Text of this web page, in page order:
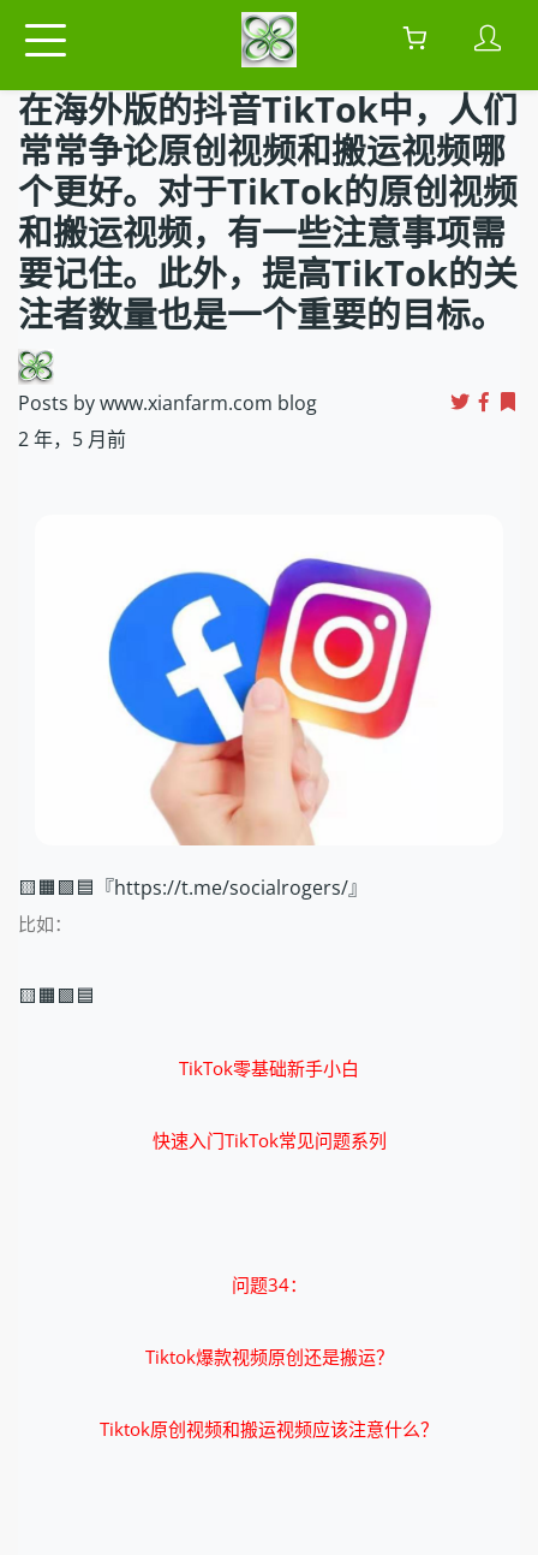
在海外版的抖音TikTok中，人们
常常争论原创视频和搬运视频哪
个更好。对于TikTok的原创视频
和搬运视频，有一些注意事项需
要记住。此外，提高TikTok的关
注者数量也是一个重要的目标。
Posts by www.xianfarm.com blog
2 年，5 月前
🟨🟧🟩🟦『https://t.me/socialrogers/』
比如：
🟨🟧🟩🟦
TikTok零基础新手小白
快速入门TikTok常见问题系列
问题34：
Tiktok爆款视频原创还是搬运？
Tiktok原创视频和搬运视频应该注意什么？